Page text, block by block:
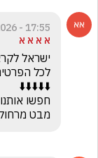
17:55 - 11.03.2026
א א א א
מבט